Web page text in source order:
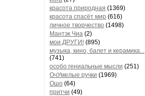
красота природная (1369)
красота спасёт мир (616)
личное творчество (1498)
Мантэк Чиа (2)
мои ДРУГИ! (895)
музыка, кино, балет и керамика...
(741)
особо гениальные мысли (251)
ОчУмелые ручки (1969)
Ошо (64)
притчи (49)